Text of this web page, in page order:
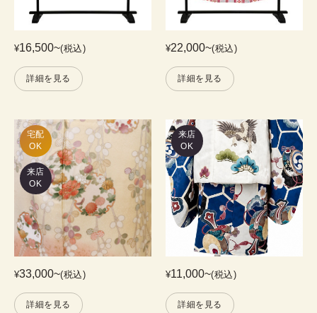
¥16,500~(税込)
詳細を見る
¥22,000~(税込)
詳細を見る
宅配
OK
来店
OK
¥33,000~(税込)
詳細を見る
来店
OK
¥11,000~(税込)
詳細を見る